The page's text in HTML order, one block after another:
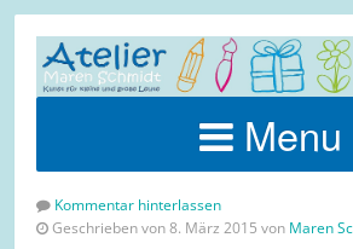
Menu
Kommentar hinterlassen
Geschrieben von 8. März 2015 von Maren